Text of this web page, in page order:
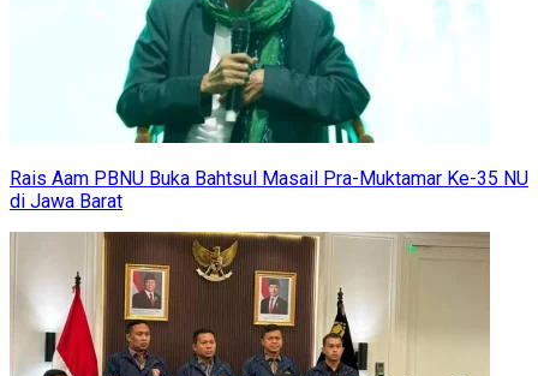
Rais Aam PBNU Buka Bahtsul Masail Pra-Muktamar Ke-35 NU
di Jawa Barat